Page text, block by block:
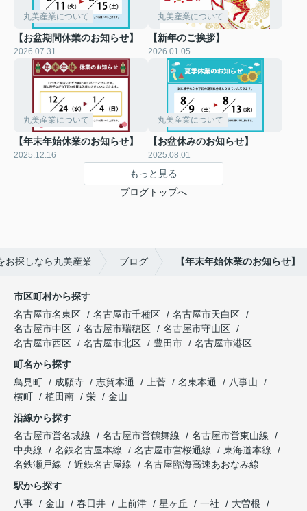
丸美産業について
【お盆期間休業のお知らせ】
2026.07.31
丸美産業について
【新年のご挨拶】
2026.01.05
丸美産業について
【年末年始休業のお知らせ】
2025.12.16
丸美産業について
【お盆休みのお知らせ】
2025.08.01
もっと見る
ブログトップへ
お探しなら丸美産業 ブログ 【年末年始休業のお知らせ】
市区町村から探す
名古屋市名東区
名古屋市千種区
名古屋市天白区
名古屋市中区
名古屋市瑞穂区
名古屋市守山区
名古屋市西区
名古屋市北区 豊田市
名古屋市港区
町名から探す
鳥見町
成願寺 志賀本通 上菅 名東本通
八事山
横町
植田南 栄
金山
沿線から探す
名古屋市営名城線
名古屋市営鶴舞線
名古屋市営東山線
中央線
名鉄名古屋本線 名古屋市営桜通線
東海道本線
名鉄瀬戸線
近鉄名古屋線
名古屋臨海高速あおなみ線
駅から探す
八事
金山 春日井 上前津 星ヶ丘 一社
大曽根